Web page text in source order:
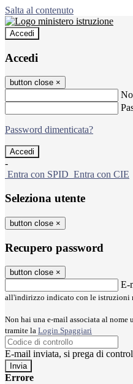
Salta al contenuto
Accedi
Accedi
button close ×
Password dimenticata?
-
Entra con SPID Entra con CIE
Seleziona utente
button close ×
Recupero password
button close ×
E-
all'indirizzo indicato con le istruzioni
Non hai una e-mail associata al nome
tramite la Login Spaggiari
E-mail inviata, si prega di
Errore